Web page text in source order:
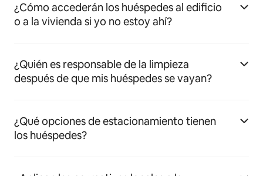
¿Cómo accederán los huéspedes al edificio
o a la vivienda si yo no estoy ahí?
¿Quién es responsable de la limpieza
después de que mis huéspedes se vayan?
¿Qué opciones de estacionamiento tienen
los huéspedes?